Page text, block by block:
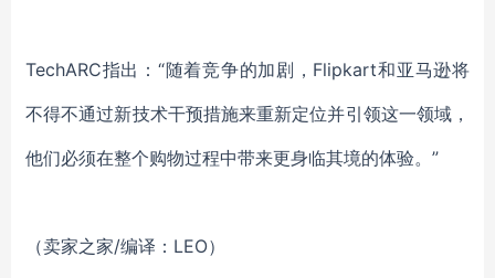
TechARC指出：“随着竞争的加剧，Flipkart和亚马逊将
不得不通过新技术干预措施来重新定位并引领这一领域，
他们必须在整个购物过程中带来更身临其境的体验。”
（卖家之家/编译：LEO）